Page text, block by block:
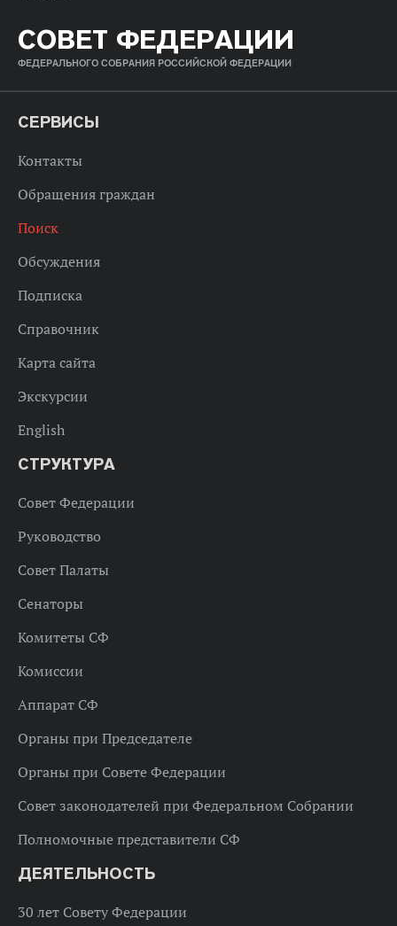
СОВЕТ ФЕДЕРАЦИИ
ФЕДЕРАЛЬНОГО СОБРАНИЯ РОССИЙСКОЙ ФЕДЕРАЦИИ
СЕРВИСЫ
Контакты
Обращения граждан
Поиск
Обсуждения
Подписка
Справочник
Карта сайта
Экскурсии
English
СТРУКТУРА
Совет Федерации
Руководство
Совет Палаты
Сенаторы
Комитеты СФ
Комиссии
Аппарат СФ
Органы при Председателе
Органы при Совете Федерации
Совет законодателей при Федеральном Собрании
Полномочные представители СФ
ДЕЯТЕЛЬНОСТЬ
30 лет Совету Федерации